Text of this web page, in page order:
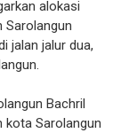
alokasi
Sarolangun
jalan jalur dua,
Bachril
kota Sarolangun